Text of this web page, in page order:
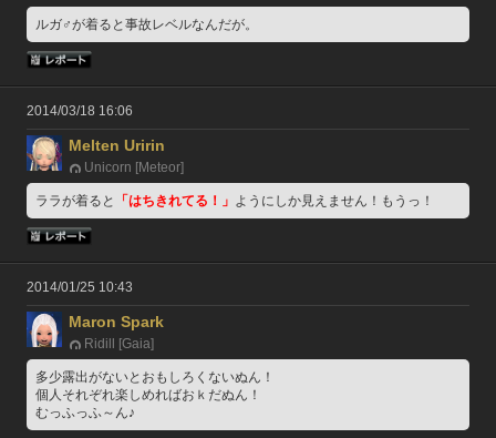
ルガ♂が着ると事故レベルなんだが。
2014/03/18 16:06
Melten Uririn
Unicorn [Meteor]
ララが着ると 「はちきれてる！」 ようにしか見えません！もうっ！
2014/01/25 10:43
Maron Spark
Ridill [Gaia]
多少露出がないとおもしろくないぬん！
個人それぞれ楽しめればおｋだぬん！
むっふっふ～ん♪